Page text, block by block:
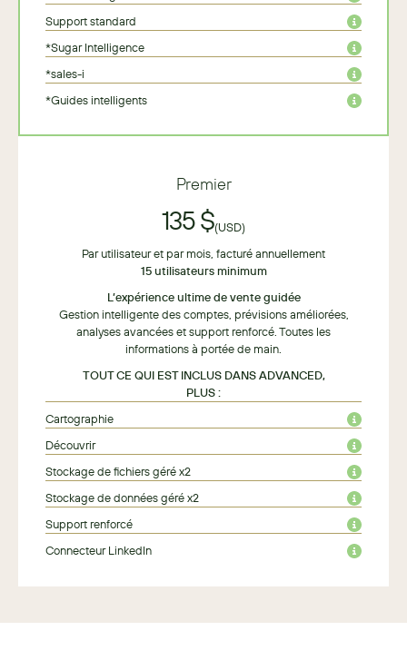
Support standard
*Sugar Intelligence
*sales-i
*Guides intelligents
Premier
135 $(USD)
Par utilisateur et par mois, facturé annuellement
15 utilisateurs minimum
L’expérience ultime de vente guidée
Gestion intelligente des comptes, prévisions améliorées,
analyses avancées et support renforcé. Toutes les
informations à portée de main.
TOUT CE QUI EST INCLUS DANS ADVANCED,
PLUS :
Cartographie
Découvrir
Stockage de fichiers géré x2
Stockage de données géré x2
Support renforcé
Connecteur LinkedIn